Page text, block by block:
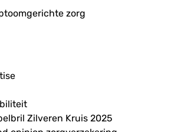
zorg
Zilveren Kruis 2025